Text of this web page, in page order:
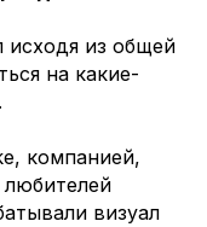
исходя из общей
на какие-
компанией,
любителей
визуал